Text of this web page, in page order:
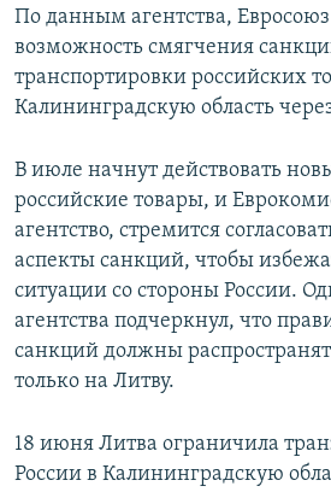
По данным агентства,
возможность смягчения
транспортировки российских
Калининградскую область
В июле начнут действовать
российские товары, и
агентство, стремится
аспекты санкций, чтобы
ситуации со стороны России.
агентства подчеркнул, что
санкций должны
только на Литву.
18 июня Литва ограничила
России в Калининградскую